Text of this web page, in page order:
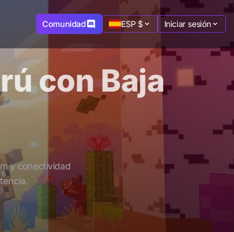
Comunidad ESP $ Iniciar sesión
con Baja
y conectividad